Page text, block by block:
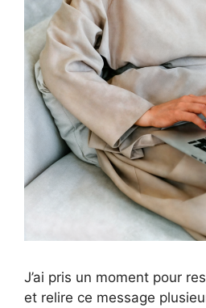
J’ai pris un moment pour
et relire ce message